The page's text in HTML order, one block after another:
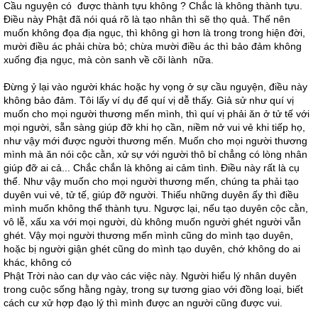
Cầu nguyện có được thành tựu không ? Chắc là không thành tựu.
Điều này Phật đã nói quá rõ là tạo nhân thì sẽ thọ quả. Thế nên
muốn không đọa địa ngục, thì không gì hơn là trong trong hiện đời,
mười điều ác phải chừa bỏ; chừa mười điều ác thì bảo đảm không
xuống địa ngục, mà còn sanh về cõi lành nữa.
Đừng ỷ lại vào người khác hoặc hy vọng ở sự cầu nguyện, điều này
không bảo đảm. Tôi lấy ví dụ để quí vị dễ thấy. Giả sử như quí vị
muốn cho mọi người thương mến mình, thì quí vị phải ăn ở tử tế với
mọi người, sẵn sàng giúp đỡ khi họ cần, niềm nở vui vẻ khi tiếp họ,
như vậy mới được người thương mến. Muốn cho mọi người thương
mình mà ăn nói cộc cằn, xử sự với người thô bỉ chẳng có lòng nhân
giúp đỡ ai cả... Chắc chắn là không ai cảm tình. Điều này rất là cụ
thể. Như vậy muốn cho mọi người thương mến, chúng ta phải tạo
duyên vui vẻ, tử tế, giúp đỡ người. Thiếu những duyên ấy thì điều
mình muốn không thể thành tựu. Ngược lại, nếu tạo duyên cộc cằn,
vô lễ, xấu xa với mọi người, dù không muốn người ghét người vẫn
ghét. Vậy mọi người thương mến mình cũng do mình tạo duyên,
hoặc bị người giận ghét cũng do mình tạo duyên, chớ không do ai
khác, không có
Phật Trời nào can dự vào các việc này. Người hiểu lý nhân duyên
trong cuộc sống hằng ngày, trong sự tương giao với đồng loại, biết
cách cư xử hợp đạo lý thì mình được an người cũng được vui.